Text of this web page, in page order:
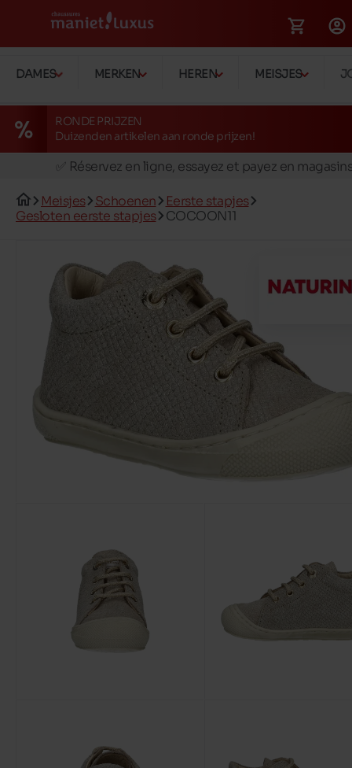
DAMES MERKEN HEREN MEISJES
RONDE PRIJZEN
Duizenden artikelen aan ronde prijzen!
🚛 Livraison gratuite en magasins
✅ Réservez en ligne, essayez et payez en
📦 Livraison à domicile gratuite dés 39€ d'achats
🚛 Livraison gratuite en magasins
Meisjes Schoenen
Eerste stapjes
Gesloten eerste stapjes
COCOON11